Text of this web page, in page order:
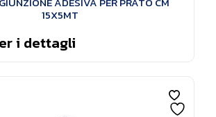
15X5MT
i dettagli